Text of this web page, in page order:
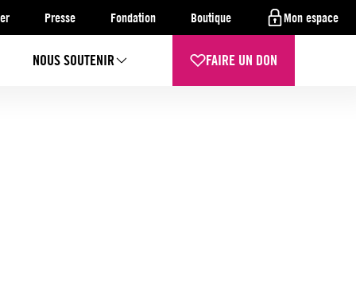
Presse Fondation Boutique Mon espace
NOUS SOUTENIR FAIRE UN DON